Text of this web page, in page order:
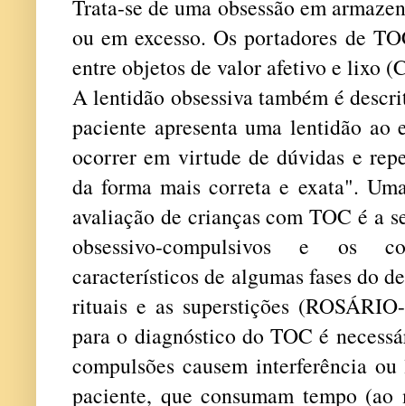
Trata-se de uma obsessão em
ou em excesso. Os portadores de
entre objetos de valor afetivo e lixo
A lentidão obsessiva também é
paciente apresenta uma lentidão ao
ocorrer em virtude de dúvidas e
da forma mais correta e exata".
avaliação de crianças com TOC é a
obsessivo-compulsivos e os
característicos de algumas fases do
rituais e as superstições
para o diagnóstico do TOC é
compulsões causem interferência
paciente, que consumam tempo